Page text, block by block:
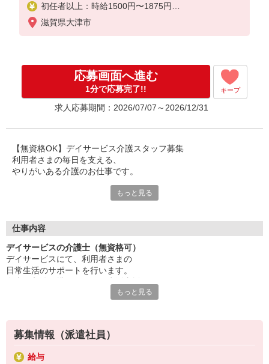
初任者以上：時給1500円〜1875円
無資格の方：時給1400円〜1750円
滋賀県大津市
応募画面へ進む
1分で応募完了!! キープ
求人応募期間：2026/07/07～2026/12/31
【無資格OK】デイサービス介護スタッフ募集
利用者さまの毎日を支える、
やりがいある介護のお仕事です。
安心して過ごせる時間づくりをお手伝いします。
チームで連携しながら業務を進めるため、
周囲と協力しやすく、落ち着いた環境で働けるのも魅力◎
「人の役に立つ仕事がしたい」
その想いを大切にできる職場です。
もっと見る
仕事内容
デイサービスの介護士（無資格可）
デイサービスにて、利用者さまの
日常生活のサポートを行います。
もっと見る
募集情報（派遣社員）
給与